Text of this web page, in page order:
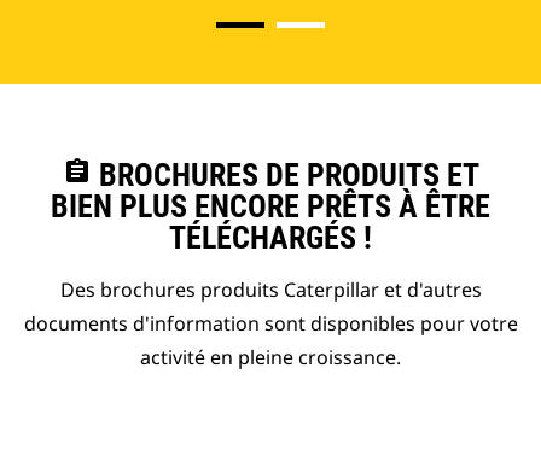
assignment BROCHURES DE PRODUITS ET
BIEN PLUS ENCORE PRÊTS À ÊTRE
TÉLÉCHARGÉS !
Des brochures produits Caterpillar et d'autres
documents d'information sont disponibles pour votre
activité en pleine croissance.